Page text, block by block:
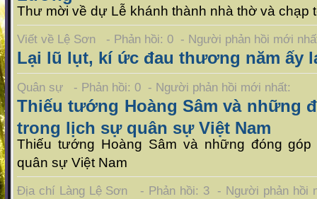
Thư mời về dự Lễ khánh thành nhà thờ và chạp
Viết về Lệ Sơn - Phản hồi: 0 - Người phản hồi mới
Lại lũ lụt, kí ức đau thương năm ấy
Quân sự - Phản hồi: 0 - Người phản hồi mới nhất:
Thiếu tướng Hoàng Sâm và những
trong lịch sự quân sự Việt Nam
Thiếu tướng Hoàng Sâm và những đóng
quân sự Việt Nam
Địa chí Làng Lệ Sơn - Phản hồi: 3 - Người phản hồi